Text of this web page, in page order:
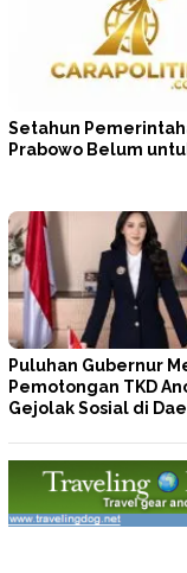
Setahun
Prabowo Belum
Puluhan Gubernur
Pemotongan TKD
Gejolak Sosial di